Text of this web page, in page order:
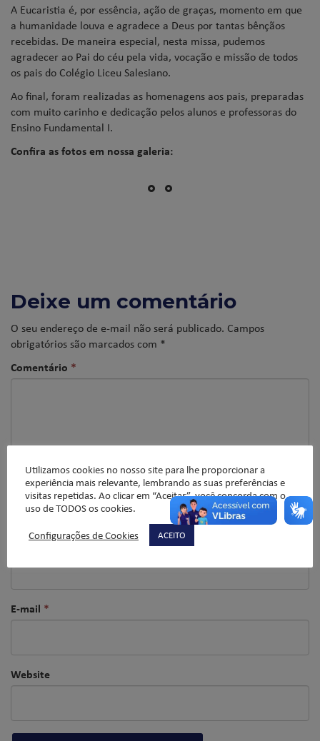
A Eucaristia é, por essência, ação de graças, momento em que
a humanidade louva e agradece a Deus por tantas bênçãos
recebidas. De maneira especial, nesta missa, pudemos
agradecer ao Pai do céu pela vida, vocação e missão de todos
os pais do Colégio Liceu Salesiano.
Ao final, foram realizadas as homenagens aos pais, preparadas
com muito carinho e dedicação pelos alunos e professoras do
Ensino Fundamental I.
Confira as fotos em nossa galeria:
Deixe um comentário
O seu endereço de e-mail não será publicado. Campos
obrigatórios são marcados com *
Comentário *
Nome*
E-mail *
Website
Utilizamos cookies no nosso site para lhe proporcionar a
experiência mais relevante, lembrando as suas preferências e
visitas repetidas. Ao clicar em “Aceitar”, você concorda com o
uso de TODOS os cookies.
Configurações de Cookies
ACEITO